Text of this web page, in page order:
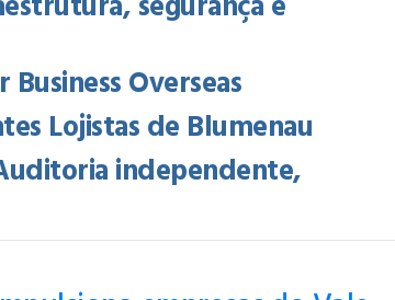
Overseas
Lojistas de Blumenau
independente,